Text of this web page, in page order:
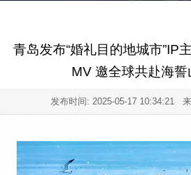
青岛发布“婚礼目的地城市”IP
MV 邀全球共赴海誓
发布时间: 2025-05-17 10:34:21 来